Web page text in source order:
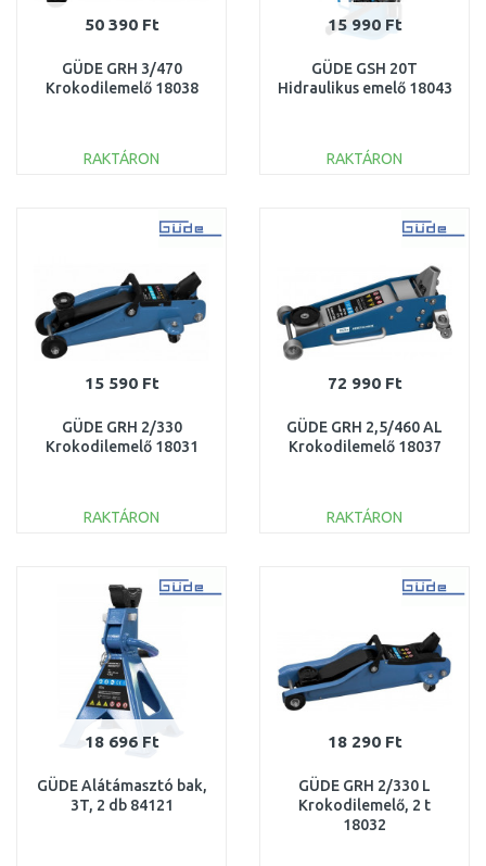
50 390 Ft
GÜDE GRH 3/470
Krokodilemelő 18038
RAKTÁRON
Összehasonlítás
15 990 Ft
GÜDE GSH 20T
Hidraulikus emelő 18043
RAKTÁRON
Összehasonlítás
15 590 Ft
GÜDE GRH 2/330
Krokodilemelő 18031
RAKTÁRON
Összehasonlítás
72 990 Ft
GÜDE GRH 2,5/460 AL
Krokodilemelő 18037
RAKTÁRON
Összehasonlítás
18 696 Ft
GÜDE Alátámasztó bak,
3T, 2 db 84121
18 290 Ft
GÜDE GRH 2/330 L
Krokodilemelő, 2 t
18032